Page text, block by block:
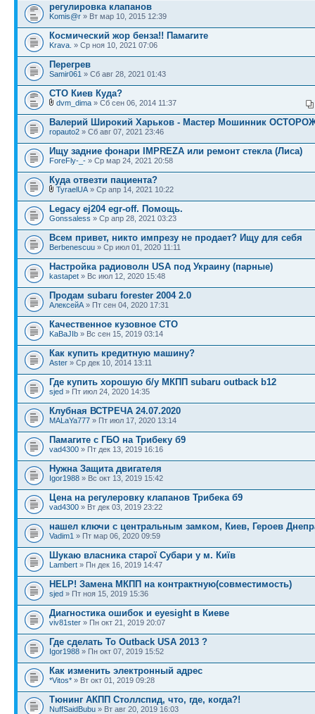
регулировка клапанов
Komis@r » Вт мар 10, 2015 12:39
Космический жор бенза!! Памагите
Krava. » Ср ноя 10, 2021 07:06
Перегрев
Samir061 » Сб авг 28, 2021 01:43
СТО Киев Куда?
dvm_dima » Сб сен 06, 2014 11:37
Валерий Широкий Харьков - Мастер Мошинник
ropauto2 » Сб авг 07, 2021 23:46
Ищу задние фонари IMPREZA или ремонт стекла (Лиса)
ForeFly-_- » Ср мар 24, 2021 20:58
Куда отвезти пациента?
TyraelUA » Ср апр 14, 2021 10:22
Legacy ej204 egr-off. Помощь.
Gonssaless » Ср апр 28, 2021 03:23
Всем привет, никто импрезу не продает? Ищу для себя
Berbenescuu » Ср июл 01, 2020 11:11
Настройка радиоволн USA под Украину (парные)
kastapet » Вс июл 12, 2020 15:48
Продам subaru forester 2004 2.0
АлексейА » Пт сен 04, 2020 17:31
Качественное кузовное СТО
KaBaJIb » Вс сен 15, 2019 03:14
Как купить кредитную машину?
Aster » Ср дек 10, 2014 13:11
Где купить хорошую б/у МКПП subaru outback b12
sjed » Пт июл 24, 2020 14:35
Клубная ВСТРЕЧА 24.07.2020
MALaYa777 » Пт июл 17, 2020 13:14
Памагите с ГБО на Трибеку б9
vad4300 » Пт дек 13, 2019 16:16
Нужна Защита двигателя
Igor1988 » Вс окт 13, 2019 15:42
Цена на регулеровку клапанов Трибека б9
vad4300 » Вт дек 03, 2019 23:22
нашел ключи с центральным замком, Киев, Героев
Vadim1 » Пт мар 06, 2020 09:59
Шукаю власника старої Субари у м. Київ
Lambert » Пн дек 16, 2019 14:47
HELP! Замена МКПП на контрактную(совместимость)
sjed » Пт ноя 15, 2019 15:36
Диагностика ошибок и eyesight в Киеве
viv81ster » Пн окт 21, 2019 20:07
Где сделать То Outback USA 2013 ?
Igor1988 » Пн окт 07, 2019 15:52
Как изменить электронный адрес
*Vitos* » Вт окт 01, 2019 09:28
Тюнинг АКПП Столлспид, что, где, когда?!
NuffSaidBubu » Вт авг 20, 2019 16:03